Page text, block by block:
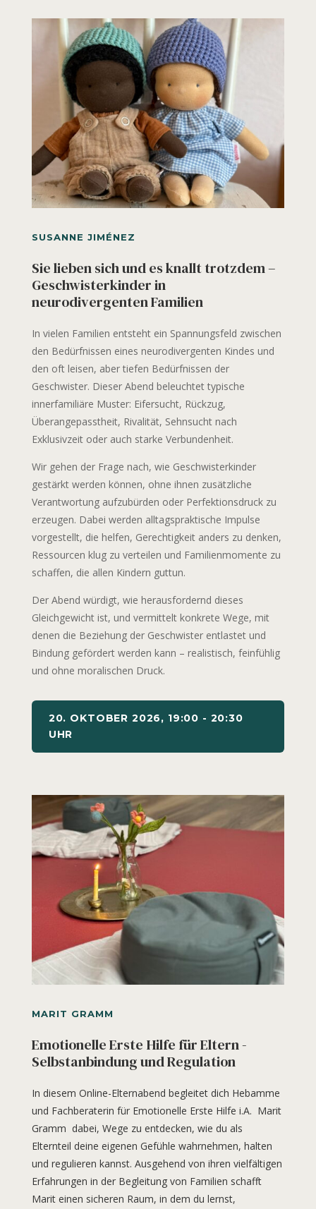
SUSANNE JIMÉNEZ
Sie lieben sich und es knallt trotzdem –
Geschwisterkinder in
neurodivergenten Familien
In vielen Familien entsteht ein Spannungsfeld zwischen
den Bedürfnissen eines neurodivergenten Kindes und
den oft leisen, aber tiefen Bedürfnissen der
Geschwister. Dieser Abend beleuchtet typische
innerfamiliäre Muster: Eifersucht, Rückzug,
Überangepasstheit, Rivalität, Sehnsucht nach
Exklusivzeit oder auch starke Verbundenheit.
Wir gehen der Frage nach, wie Geschwisterkinder
gestärkt werden können, ohne ihnen zusätzliche
Verantwortung aufzubürden oder Perfektionsdruck zu
erzeugen. Dabei werden alltagspraktische Impulse
vorgestellt, die helfen, Gerechtigkeit anders zu denken,
Ressourcen klug zu verteilen und Familienmomente zu
schaffen, die allen Kindern guttun.
Der Abend würdigt, wie herausfordernd dieses
Gleichgewicht ist, und vermittelt konkrete Wege, mit
denen die Beziehung der Geschwister entlastet und
Bindung gefördert werden kann – realistisch, feinfühlig
und ohne moralischen Druck.
20. OKTOBER 2026, 19:00 - 20:30
UHR
MARIT GRAMM
Emotionelle Erste Hilfe für Eltern -
Selbstanbindung und Regulation
In diesem Online-Elternabend begleitet dich Hebamme
und Fachberaterin für Emotionelle Erste Hilfe i.A. Marit
Gramm dabei, Wege zu entdecken, wie du als
Elternteil deine eigenen Gefühle wahrnehmen, halten
und regulieren kannst. Ausgehend von ihren vielfältigen
Erfahrungen in der Begleitung von Familien schafft
Marit einen sicheren Raum, in dem du lernst,